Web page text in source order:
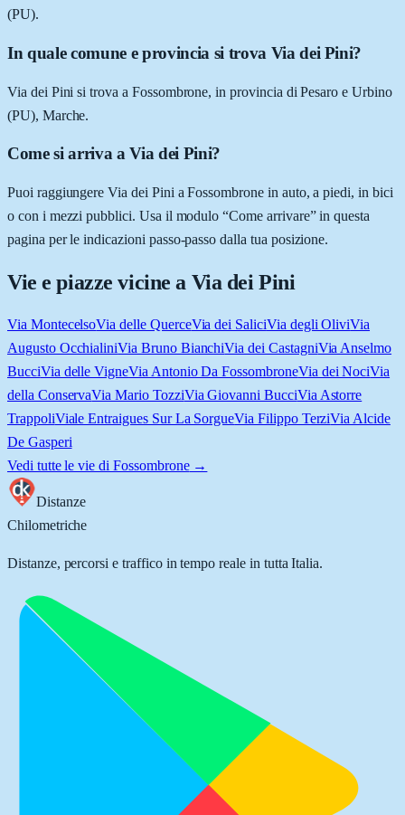
(PU).
In quale comune e provincia si trova Via dei Pini?
Via dei Pini si trova a Fossombrone, in provincia di Pesaro e Urbino
(PU), Marche.
Come si arriva a Via dei Pini?
Puoi raggiungere Via dei Pini a Fossombrone in auto, a piedi, in bici
o con i mezzi pubblici. Usa il modulo “Come arrivare” in questa
pagina per le indicazioni passo-passo dalla tua posizione.
Vie e piazze vicine a Via dei Pini
Via MontecelsoVia delle QuerceVia dei SaliciVia degli OliviVia
Augusto OcchialiniVia Bruno BianchiVia dei CastagniVia Anselmo
BucciVia delle VigneVia Antonio Da FossombroneVia dei NociVia
della ConservaVia Mario TozziVia Giovanni BucciVia Astorre
TrappoliViale Entraigues Sur La SorgueVia Filippo TerziVia Alcide
De Gasperi
Vedi tutte le vie di Fossombrone→
Distanze
Chilometriche
Distanze, percorsi e traffico in tempo reale in tutta Italia.